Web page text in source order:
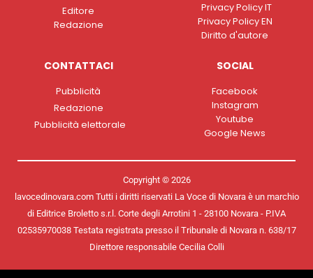
Editore
Redazione
Privacy Policy IT
Privacy Policy EN
Diritto d'autore
CONTATTACI
Pubblicità
Redazione
Pubblicità elettorale
SOCIAL
Facebook
Instagram
Youtube
Google News
Copyright © 2026
lavocedinovara.com Tutti i diritti riservati La Voce di Novara è un marchio
di Editrice Broletto s.r.l. Corte degli Arrotini 1 - 28100 Novara - P.IVA
02535970038 Testata registrata presso il Tribunale di Novara n. 638/17
Direttore responsabile Cecilia Colli